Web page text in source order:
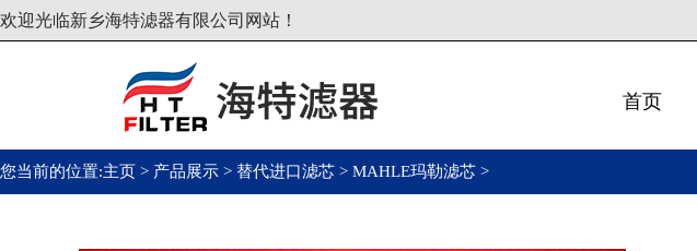
欢迎光临新乡海特滤器有限公司网站！
首页
您当前的位置:主页 > 产品展示 > 替代进口滤芯 > MAHLE玛勒滤芯 >